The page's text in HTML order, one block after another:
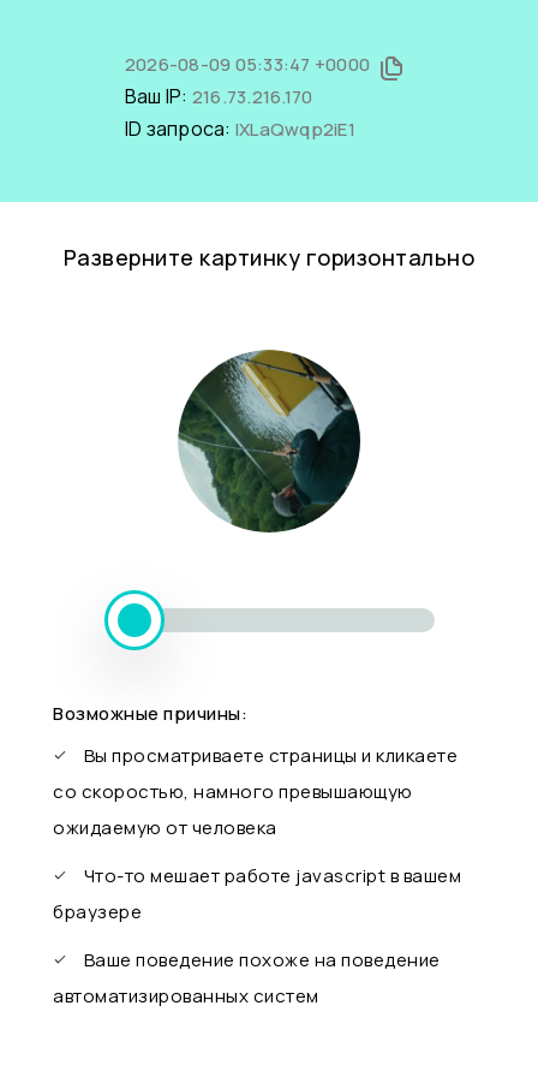
2026-08-09 05:33:47 +0000
Ваш IP: 216.73.216.170
ID запроса: lXLaQwqp2iE1
Разверните картинку горизонтально
Возможные причины:
Вы просматриваете страницы и кликаете
со скоростью, намного превышающую
ожидаемую от человека
Что-то мешает работе javascript в вашем
браузере
Ваше поведение похоже на поведение
автоматизированных систем